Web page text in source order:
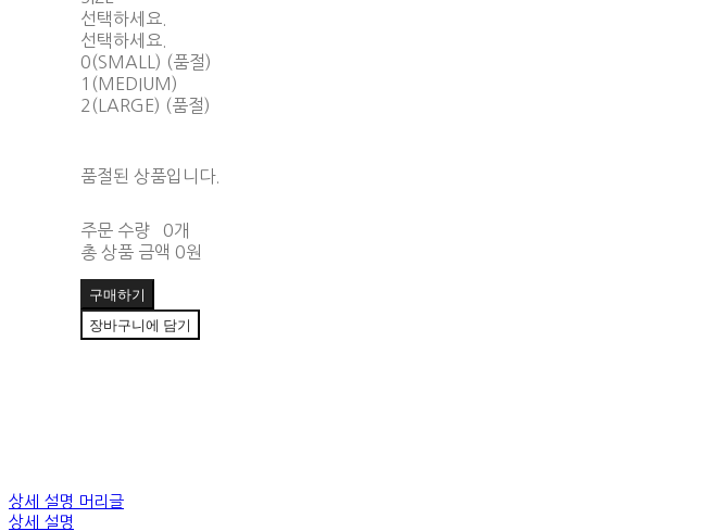
선택하세요.
선택하세요.
0(SMALL) (품절)
1(MEDIUM)
2(LARGE) (품절)
품절된 상품입니다.
주문 수량
0개
총 상품 금액 0원
구매하기
장바구니에 담기
상세 설명 머리글
상세 설명